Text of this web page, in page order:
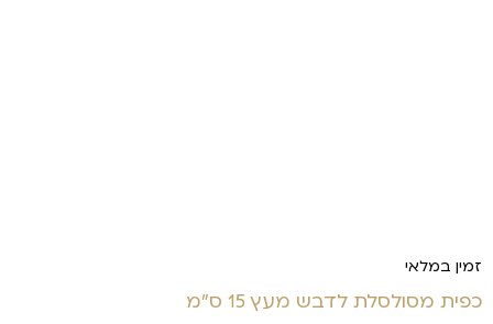
זמין במלאי
כפית מסולסלת לדבש מעץ 15 ס"מ